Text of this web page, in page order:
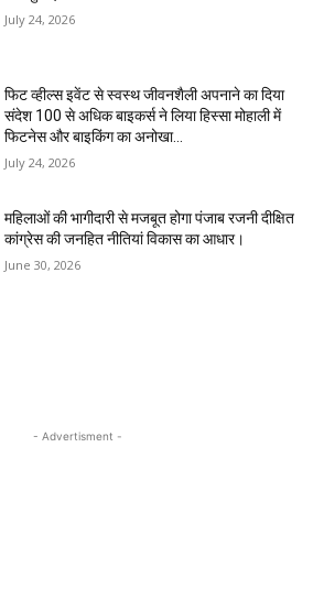
July 24, 2026
फिट व्हील्स इवेंट से स्वस्थ जीवनशैली अपनाने का दिया
संदेश 100 से अधिक बाइकर्स ने लिया हिस्सा मोहाली में
फिटनेस और बाइकिंग का अनोखा...
July 24, 2026
महिलाओं की भागीदारी से मजबूत होगा पंजाब रजनी दीक्षित
कांग्रेस की जनहित नीतियां विकास का आधार।
June 30, 2026
- Advertisment -